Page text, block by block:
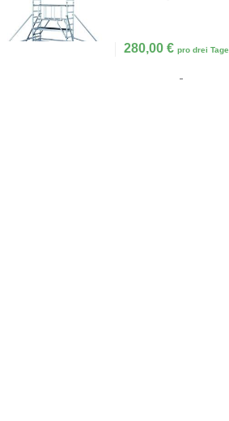
280,00 € pro drei Tage